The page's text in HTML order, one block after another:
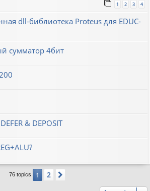
1 2 3 4
dll-библиотека Proteus для EDUC-
сумматор 4бит
& DEPOSIT
76 topics 1 2